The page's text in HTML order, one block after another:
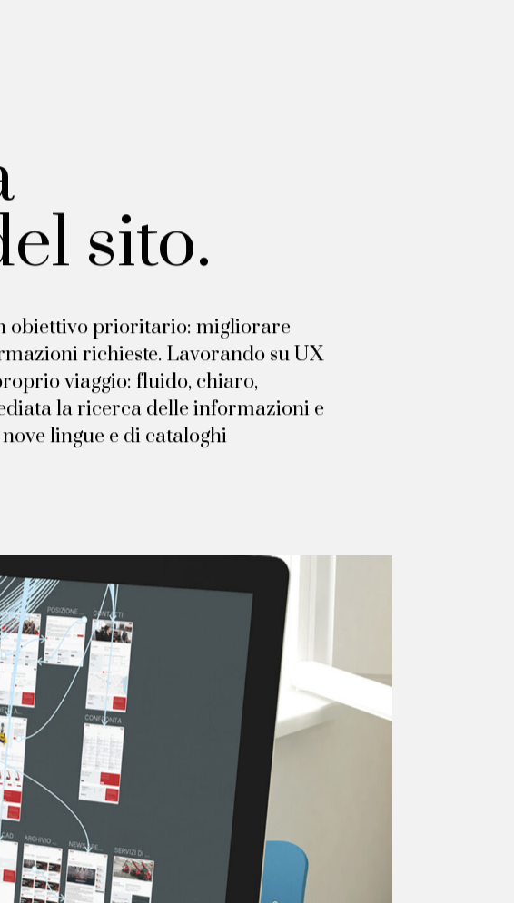
sito.
obiettivo prioritario: migliorare
richieste. Lavorando su UX
viaggio: fluido, chiaro,
la ricerca delle informazioni e
lingue e di cataloghi